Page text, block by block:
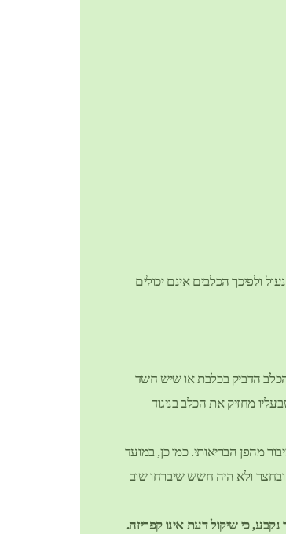
ולפיכך הכלבים אינם יכולים
הדביק בכלבת או שיש חשד
מחזיק את הכלב בניגוד
מהפן הבריאותי. כמו כן, במועד
ולא היה חשש שיברחו שוב
כי שיקול דעת אינו קפריזה.